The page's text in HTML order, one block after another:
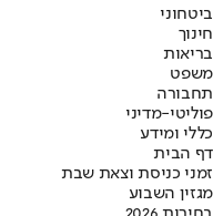
ביטחוני
חינוך
בריאות
משפט
תחבורה
פוליטי-מדיני
כללי ומידע
דף הבית
זמני כניסת וצאת שבת
מגזין השבוע